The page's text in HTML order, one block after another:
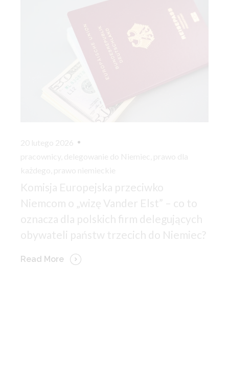
20 lutego 2026
pracownicy delegowanie do Niemiec
prawo dla
każdego prawo niemieckie
Komisja Europejska przeciwko
Niemcom o „wizę Vander Elst” – co to
oznacza dla polskich firm delegujących
obywateli państw trzecich do Niemiec?
Read More